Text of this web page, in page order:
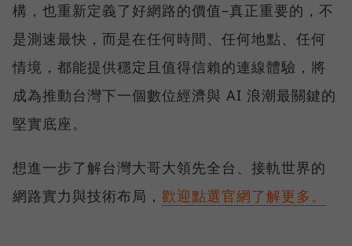
構，也重新定義了好網路的價值–真正重要的，不
是測速最快，而是在任何時間、任何地點、任何
情境，都能提供穩定且值得信賴的連線體驗，將
成為推動台灣下一個數位經濟與 AI 浪潮最關鍵的
堅實底座。
想進一步了解台灣大哥大領先全台、接軌世界的
網路實力與技術布局， 歡迎點選官網了解更多。